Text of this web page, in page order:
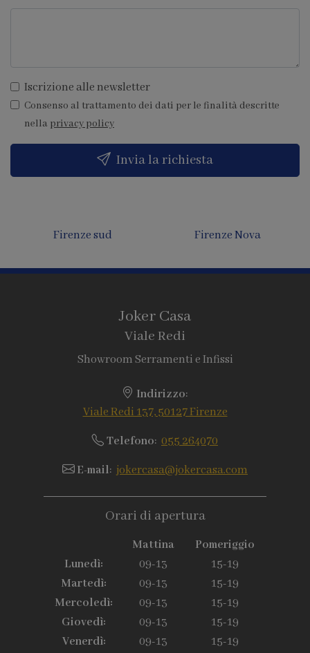
Iscrizione alle newsletter
Consenso al trattamento dei dati per le finalità descritte
nella privacy policy
Invia la richiesta
Firenze sud Firenze Nova
Joker Casa
Viale Redi
Showroom Serramenti e Infissi
Indirizzo:
Viale Redi 137, 50127 Firenze
Telefono: 055 264070
E-mail: jokercasa@jokercasa.com
Orari di apertura
Mattina
Pomeriggio
Lunedì:
09-13
15-19
Martedì:
09-13
15-19
Mercoledì:
09-13
15-19
Giovedì:
09-13
15-19
Venerdì:
09-13
15-19